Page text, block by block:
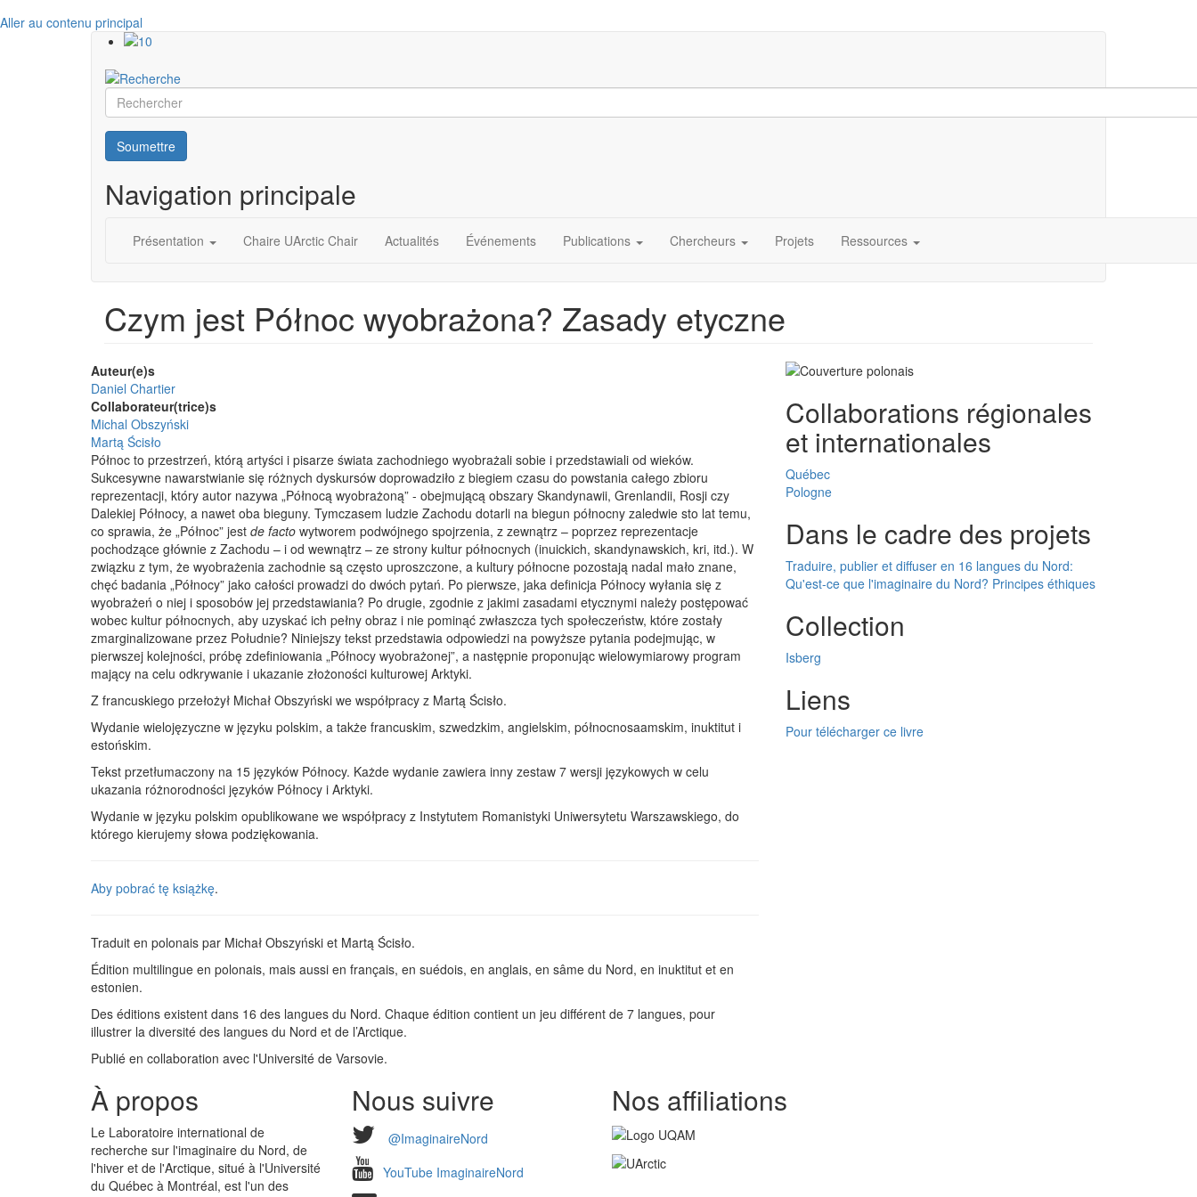
Aller au contenu principal
Rechercher
Soumettre
Navigation principale
Présentation Chaire UArctic Chair Actualités Événements Publications Chercheurs Projets Ressources
Czym jest Północ wyobrażona? Zasady etyczne
Auteur(e)s
Daniel Chartier
Collaborateur(trice)s
Michal Obszyński
Martą Ścisło
Północ to przestrzeń, którą artyści i pisarze świata zachodniego wyobrażali sobie i przedstawiali od wieków.
Sukcesywne nawarstwianie się różnych dyskursów doprowadziło z biegiem czasu do powstania całego zbioru
reprezentacji, który autor nazywa „Północą wyobrażoną” - obejmującą obszary Skandynawii, Grenlandii, Rosji czy
Dalekiej Północy, a nawet oba bieguny. Tymczasem ludzie Zachodu dotarli na biegun północny zaledwie sto lat temu,
co sprawia, że „Północ” jest de facto wytworem podwójnego spojrzenia, z zewnątrz – poprzez reprezentacje
pochodzące głównie z Zachodu – i od wewnątrz – ze strony kultur północnych (inuickich, skandynawskich, kri, itd.). W
związku z tym, że wyobrażenia zachodnie są często uproszczone, a kultury północne pozostają nadal mało znane,
chęć badania „Północy” jako całości prowadzi do dwóch pytań. Po pierwsze, jaka definicja Północy wyłania się z
wyobrażeń o niej i sposobów jej przedstawiania? Po drugie, zgodnie z jakimi zasadami etycznymi należy postępować
wobec kultur północnych, aby uzyskać ich pełny obraz i nie pominąć zwłaszcza tych społeczeństw, które zostały
zmarginalizowane przez Południe? Niniejszy tekst przedstawia odpowiedzi na powyższe pytania podejmując, w
pierwszej kolejności, próbę zdefiniowania „Północy wyobrażonej”, a następnie proponując wielowymiarowy program
mający na celu odkrywanie i ukazanie złożoności kulturowej Arktyki.
Z francuskiego przełożył Michał Obszyński we współpracy z Martą Ścisło.
Wydanie wielojęzyczne w języku polskim, a także francuskim, szwedzkim, angielskim, północnosaamskim, inuktitut i
estońskim.
Tekst przetłumaczony na 15 języków Północy. Każde wydanie zawiera inny zestaw 7 wersji językowych w celu
ukazania różnorodności języków Północy i Arktyki.
Wydanie w języku polskim opublikowane we współpracy z Instytutem Romanistyki Uniwersytetu Warszawskiego, do
którego kierujemy słowa podziękowania.
Aby pobrać tę książkę.
Traduit en polonais par Michał Obszyński et Martą Ścisło.
Édition multilingue en polonais, mais aussi en français, en suédois, en anglais, en sâme du Nord, en inuktitut et en
estonien.
Des éditions existent dans 16 des langues du Nord. Chaque édition contient un jeu différent de 7 langues, pour
illustrer la diversité des langues du Nord et de l’Arctique.
Publié en collaboration avec l'Université de Varsovie.
Collaborations régionales
et internationales
Québec
Pologne
Dans le cadre des projets
Traduire, publier et diffuser en 16 langues du Nord:
Qu'est-ce que l'imaginaire du Nord? Principes éthiques
Collection
Isberg
Liens
Pour télécharger ce livre
À propos
Le Laboratoire international de
recherche sur l'imaginaire du Nord, de
l'hiver et de l'Arctique, situé à l'Université
du Québec à Montréal, est l'un des
Nous suivre
@ImaginaireNord
YouTube ImaginaireNord
Nos affiliations